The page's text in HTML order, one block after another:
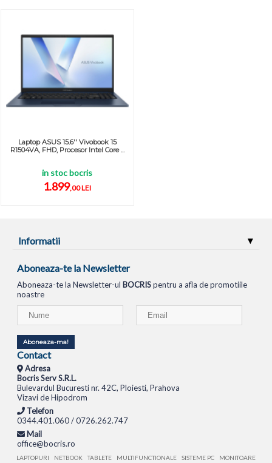
Laptop ASUS 15.6'' Vivobook 15
R1504VA, FHD, Procesor Intel Core ...
in stoc bocris
1.899,00 LEI
Informatii
Aboneaza-te la Newsletter
Aboneaza-te la Newsletter-ul BOCRISpentru a afla de promotiile
noastre
Aboneaza-ma!
Contact
Adresa
Bocris Serv S.R.L.
Bulevardul Bucuresti nr. 42C, Ploiesti, Prahova
Vizavi de Hipodrom
Telefon
0344.401.060 / 0726.262.747
Mail
office@bocris.ro
LAPTOPURI NETBOOK TABLETE MULTIFUNCTIONALE SISTEME PC MONITOARE